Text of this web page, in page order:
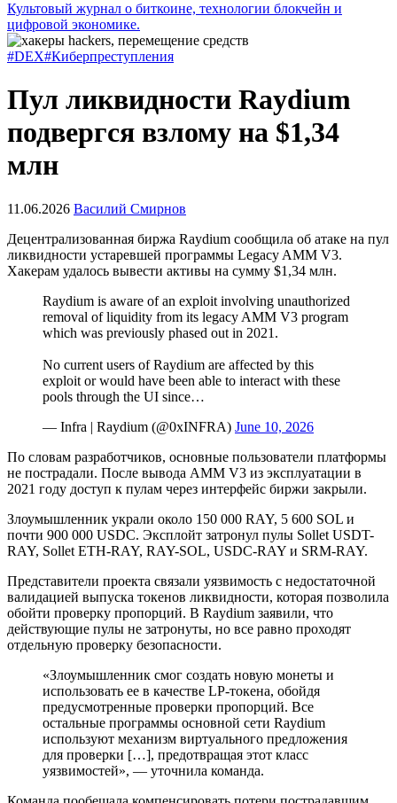
Культовый журнал о биткоине, технологии блокчейн и
цифровой экономике.
#DEX#Киберпреступления
Пул ликвидности Raydium
подвергся взлому на $1,34
млн
11.06.2026 Василий Смирнов
Децентрализованная биржа Raydium сообщила об атаке на пул
ликвидности устаревшей программы Legacy AMM V3.
Хакерам удалось вывести активы на сумму $1,34 млн.
Raydium is aware of an exploit involving unauthorized
removal of liquidity from its legacy AMM V3 program
which was previously phased out in 2021.
No current users of Raydium are affected by this
exploit or would have been able to interact with these
pools through the UI since…
— Infra | Raydium (@0xINFRA) June 10, 2026
По словам разработчиков, основные пользователи платформы
не пострадали. После вывода AMM V3 из эксплуатации в
2021 году доступ к пулам через интерфейс биржи закрыли.
Злоумышленник украли около 150 000 RAY, 5 600 SOL и
почти 900 000 USDC. Эксплойт затронул пулы Sollet USDT-
RAY, Sollet ETH-RAY, RAY-SOL, USDC-RAY и SRM-RAY.
Представители проекта связали уязвимость с недостаточной
валидацией выпуска токенов ликвидности, которая позволила
обойти проверку пропорций. В Raydium заявили, что
действующие пулы не затронуты, но все равно проходят
отдельную проверку безопасности.
«Злоумышленник смог создать новую монеты и
использовать ее в качестве LP-токена, обойдя
предусмотренные проверки пропорций. Все
остальные программы основной сети Raydium
используют механизм виртуального предложения
для проверки […], предотвращая этот класс
уязвимостей», — уточнила команда.